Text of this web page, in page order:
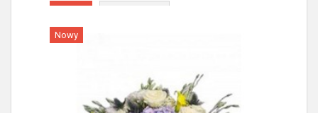
Nowy